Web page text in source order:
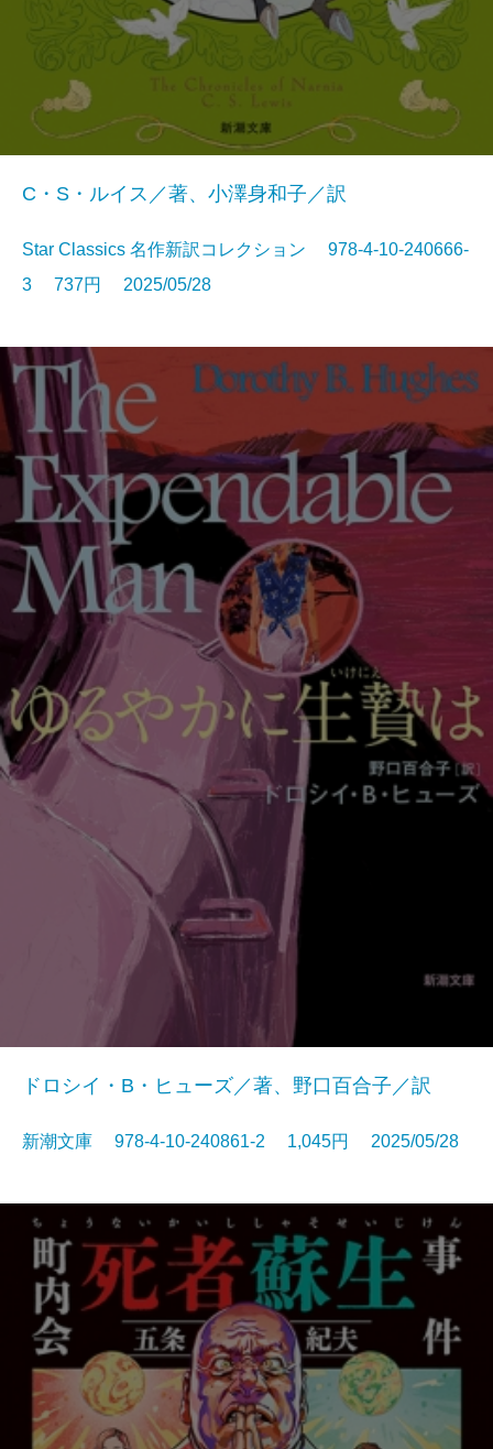
C・S・ルイス／著、小澤身和子／訳
Star Classics 名作新訳コレクション 978-4-10-240666-
3 737円 2025/05/28
ドロシイ・B・ヒューズ／著、野口百合子／訳
新潮文庫 978-4-10-240861-2 1,045円 2025/05/28